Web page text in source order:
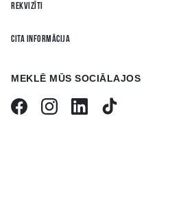
REKVIZĪTI
CITA INFORMĀCIJA
MEKLĒ MŪS SOCIĀLAJOS